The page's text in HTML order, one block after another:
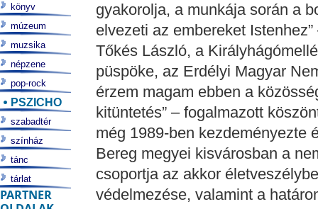
gyakorolja, a munkája során a
elvezeti az embereket
Tőkés László, a
püspöke, az Erdélyi Magyar
érzem magam ebben a
kitüntetés” – fogalmazott
még 1989-ben kezdeményezte
Bereg megyei kisvárosban a
csoportja az akkor
védelmezése, valamint a
könyv
múzeum
muzsika
népzene
pop-rock
PSZICHO
szabadtér
színház
tánc
tárlat
PARTNER